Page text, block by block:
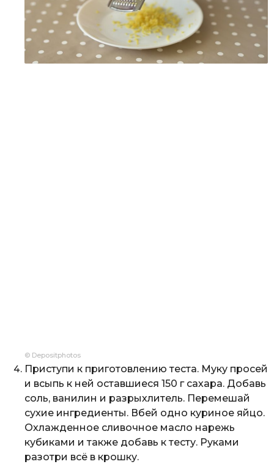
© Depositphotos
Приступи к приготовлению теста. Муку просей
и всыпь к ней оставшиеся 150 г сахара. Добавь
соль, ванилин и разрыхлитель. Перемешай
сухие ингредиенты. Вбей одно куриное яйцо.
Охлажденное сливочное масло нарежь
кубиками и также добавь к тесту. Руками
разотри всё в крошку.